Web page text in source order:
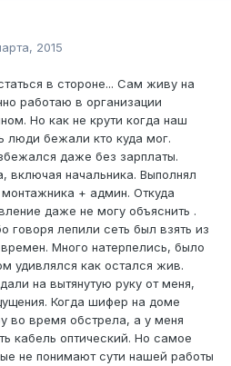
2015
в стороне... Сам живу на
работаю в организации
Но как не крути когда наш
люди бежали кто куда мог.
даже без зарплаты.
включая начальника. Выполнял
+ админ. Откуда
даже не могу объяснить .
говоря лепили сеть был взять из
Много натерпелись, было
удивлялся как остался жив.
на вытянутую руку от меня,
Когда шифер на доме
во время обстрела, а у меня
кабель оптический. Но самое
не понимают сути нашей работы